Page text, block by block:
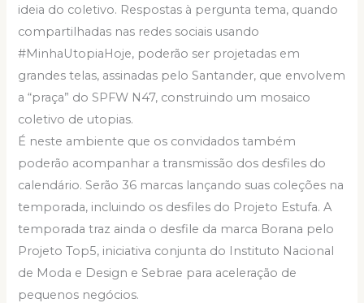
ideia do coletivo. Respostas à pergunta tema, quando
compartilhadas nas redes sociais usando
#MinhaUtopiaHoje, poderão ser projetadas em
grandes telas, assinadas pelo Santander, que envolvem
a “praça” do SPFW N47, construindo um mosaico
coletivo de utopias.
É neste ambiente que os convidados também
poderão acompanhar a transmissão dos desfiles do
calendário. Serão 36 marcas lançando suas coleções na
temporada, incluindo os desfiles do Projeto Estufa. A
temporada traz ainda o desfile da marca Borana pelo
Projeto Top5, iniciativa conjunta do Instituto Nacional
de Moda e Design e Sebrae para aceleração de
pequenos negócios.